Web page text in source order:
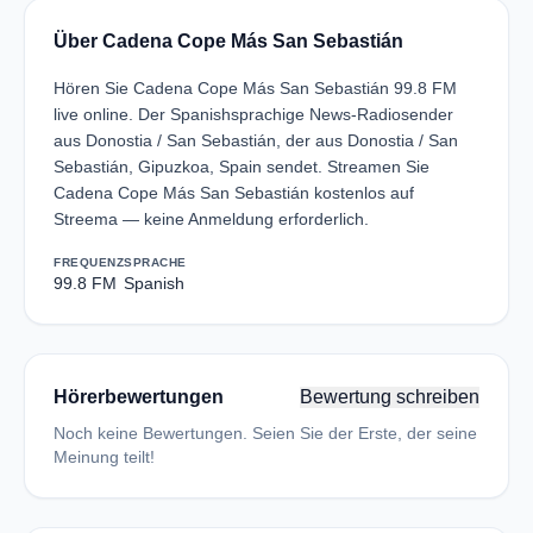
Über Cadena Cope Más San Sebastián
Hören Sie Cadena Cope Más San Sebastián 99.8 FM
live online. Der Spanishsprachige News-Radiosender
aus Donostia / San Sebastián, der aus Donostia / San
Sebastián, Gipuzkoa, Spain sendet. Streamen Sie
Cadena Cope Más San Sebastián kostenlos auf
Streema — keine Anmeldung erforderlich.
FREQUENZ
99.8 FM
SPRACHE
Spanish
Hörerbewertungen Bewertung schreiben
Noch keine Bewertungen. Seien Sie der Erste, der seine
Meinung teilt!